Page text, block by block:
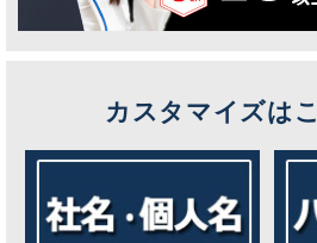
カスタマイズは